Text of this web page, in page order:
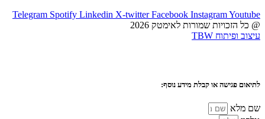
Telegram Spotify Linkedin X-twitter Facebook InstagramYoutube
@ כל הזכויות שמורות לאימטק 2026
עיצוב ופיתוח TBW
לתיאום פגישה או קבלת מידע נוסף:
שם מלא